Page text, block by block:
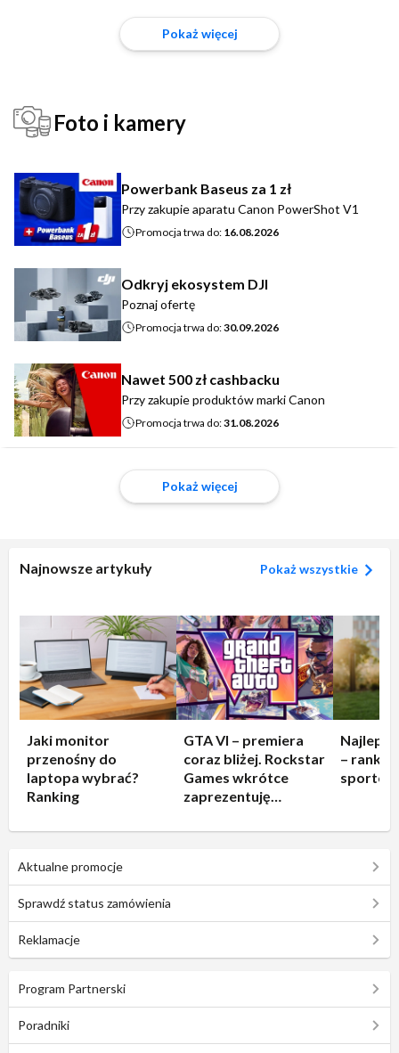
Pokaż więcej
Foto i kamery
Powerbank Baseus za 1 zł
Przy zakupie aparatu Canon PowerShot V1
Promocja trwa do: 16.08.2026
Odkryj ekosystem DJI
Poznaj ofertę
Promocja trwa do:30.09.2026
Nawet 500 zł cashbacku
Przy zakupie produktów marki Canon
Promocja trwa do:31.08.2026
Pokaż więcej
Najnowsze artykuły Pokaż wszystkie
Jaki monitor
przenośny do
laptopa wybrać?
Ranking
GTA VI – premiera
coraz bliżej. Rockstar
Games wkrótce
zaprezentuję
–
Aktualne promocje
Sprawdź status zamówienia
Reklamacje
Program Partnerski
Poradniki